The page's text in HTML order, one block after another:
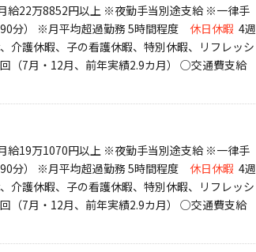
給22万8852円以上 ※夜勤手当別途支給 ※一律手
分） ※月平均超過勤務 5時間程度 休日休暇 4週
介護休暇、子の看護休暇、特別休暇、リフレッシ
（7月・12月、前年実績2.9カ月） ○交通費支給
給19万1070円以上 ※夜勤手当別途支給 ※一律手
分） ※月平均超過勤務 5時間程度 休日休暇 4週
介護休暇、子の看護休暇、特別休暇、リフレッシ
（7月・12月、前年実績2.9カ月） ○交通費支給